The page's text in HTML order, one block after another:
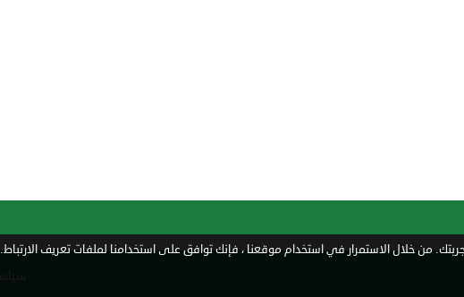
من خلال الاستمرار في استخدام موقعنا ، فإنك توافق على استخدامنا لملفات تعريف الارتباط.